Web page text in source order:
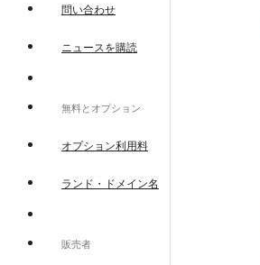
問い合わせ
ニュースを購読
無料とオプション
オプション利用料
ランド・ドメイン名
販売者